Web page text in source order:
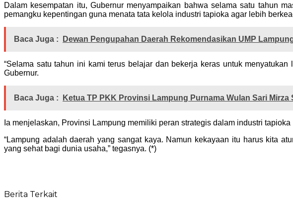
Dalam kesempatan itu, Gubernur menyampaikan bahwa selama satu tahun
pemangku kepentingan guna menata tata kelola industri tapioka agar lebih
Baca Juga : Dewan Pengupahan Daerah Rekomendasikan UMP
“Selama satu tahun ini kami terus belajar dan bekerja keras untuk
Gubernur.
Baca Juga : Ketua TP PKK Provinsi Lampung Purnama Wulan Sari Mirza
Ia menjelaskan, Provinsi Lampung memiliki peran strategis dalam industri
“Lampung adalah daerah yang sangat kaya. Namun kekayaan itu harus kita
yang sehat bagi dunia usaha,” tegasnya. (*)
Berita Terkait